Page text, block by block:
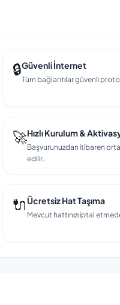
🔒Güvenli İnternet
Tüm bağlantılar güvenli
🚀Hızlı Kurulum &
Başvurunuzdan itibaren
edilir.
🔌Ücretsiz Hat Taşıma
Mevcut hattınızı iptal